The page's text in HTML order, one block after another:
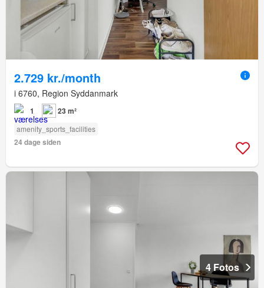
2.729 kr./month
i 6760, Region Syddanmark
1 23 m²
amenity_sports_facilities
24 dage siden
4 Fotos